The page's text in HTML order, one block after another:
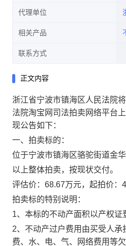
代理单位
相关产品
联系方式
正文内容
浙江省宁波市镇海区人民法院
法院淘宝网司法拍卖网络平台
现公告如下：
一、拍卖标的：
位于宁波市镇海区骆驼街道金
以上整体拍卖，按现状交付。
评估价： 68.67万元，起拍价：
拍卖标的特别说明：
1、本标的不动产面积以产权
2、不动产过户费用由买受人
费、水、电、气、网络费用等